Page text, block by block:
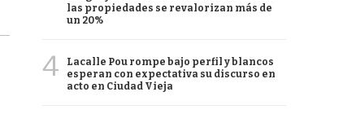
las propiedades se revalorizan más de
un 20%
4
Lacalle Pou rompe bajo perfil y blancos
esperan con expectativa su discurso en
acto en Ciudad Vieja